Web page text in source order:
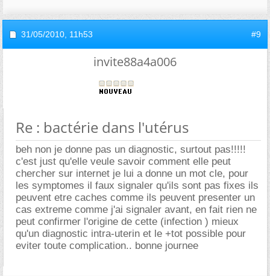
31/05/2010, 11h53 #9
invite88a4a006
Re : bactérie dans l'utérus
beh non je donne pas un diagnostic, surtout pas!!!!!
c'est just qu'elle veule savoir comment elle peut
chercher sur internet je lui a donne un mot cle, pour
les symptomes il faux signaler qu'ils sont pas fixes ils
peuvent etre caches comme ils peuvent presenter un
cas extreme comme j'ai signaler avant, en fait rien ne
peut confirmer l'origine de cette (infection ) mieux
qu'un diagnostic intra-uterin et le +tot possible pour
eviter toute complication.. bonne journee